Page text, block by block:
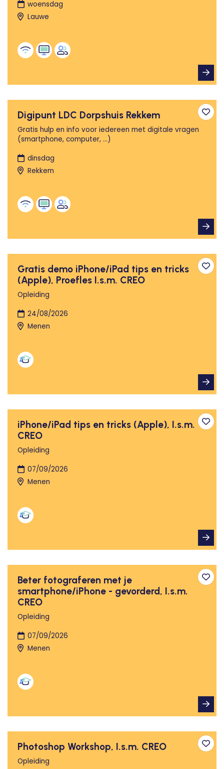
woensdag
Lauwe
Digipunt LDC Dorpshuis Rekkem
Gratis hulp en info voor iedereen met digitale vragen
(smartphone, computer, ...)
dinsdag
Rekkem
Gratis demo iPhone/iPad tips en tricks
(Apple), Proefles I.s.m. CREO
Opleiding
24/08/2026
Menen
iPhone/iPad tips en tricks (Apple), I.s.m.
CREO
Opleiding
07/09/2026
Menen
Beter fotograferen met je
smartphone/iPhone - gevorderd, I.s.m.
CREO
Opleiding
07/09/2026
Menen
Photoshop Workshop, I.s.m. CREO
Opleiding